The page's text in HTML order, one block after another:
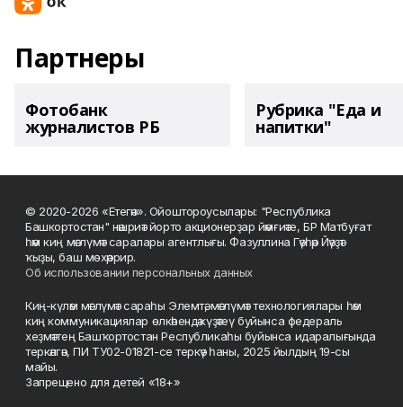
Партнеры
Фотобанк
журналистов РБ
Рубрика "Еда и
напитки"
© 2020-2026 «Етегән». Ойоштороусылары: "Республика
Башкортостан" нәшриәт йорто акционерҙар йәмғиәте, БР Матбуғат
һәм киң мәғлүмәт саралары агентлығы. Фазуллина Гәүһәр Йәүҙәт
ҡыҙы, баш мөхәррир.
Об использовании персональных данных
Киң-күләм мәғлүмәт сараһы Элемтә, мәғлүмәт технологиялары һәм
киң коммуникациялар өлкәһендә күҙәтеү буйынса федераль
хеҙмәттең Башҡортостан Республикаһы буйынса идаралығында
теркәлгән, ПИ ТУ02-01821-се теркәү һаны, 2025 йылдың 19-сы
майы.
Запрещено для детей «18+»